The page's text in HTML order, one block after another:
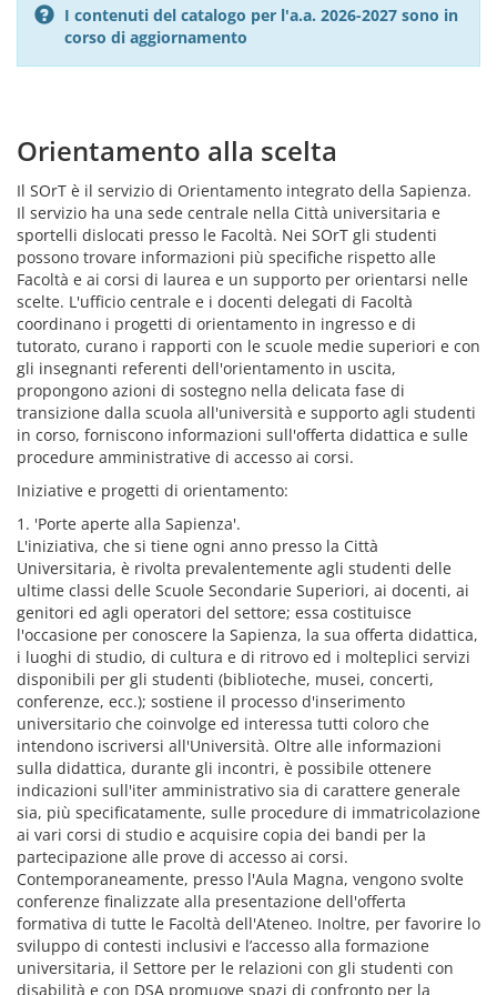
I contenuti del catalogo per l'a.a. 2026-2027 sono in
corso di aggiornamento
Orientamento alla scelta
Il SOrT è il servizio di Orientamento integrato della Sapienza.
Il servizio ha una sede centrale nella Città universitaria e
sportelli dislocati presso le Facoltà. Nei SOrT gli studenti
possono trovare informazioni più specifiche rispetto alle
Facoltà e ai corsi di laurea e un supporto per orientarsi nelle
scelte. L'ufficio centrale e i docenti delegati di Facoltà
coordinano i progetti di orientamento in ingresso e di
tutorato, curano i rapporti con le scuole medie superiori e con
gli insegnanti referenti dell'orientamento in uscita,
propongono azioni di sostegno nella delicata fase di
transizione dalla scuola all'università e supporto agli studenti
in corso, forniscono informazioni sull'offerta didattica e sulle
procedure amministrative di accesso ai corsi.
Iniziative e progetti di orientamento:
1. 'Porte aperte alla Sapienza'.
L'iniziativa, che si tiene ogni anno presso la Città
Universitaria, è rivolta prevalentemente agli studenti delle
ultime classi delle Scuole Secondarie Superiori, ai docenti, ai
genitori ed agli operatori del settore; essa costituisce
l'occasione per conoscere la Sapienza, la sua offerta didattica,
i luoghi di studio, di cultura e di ritrovo ed i molteplici servizi
disponibili per gli studenti (biblioteche, musei, concerti,
conferenze, ecc.); sostiene il processo d'inserimento
universitario che coinvolge ed interessa tutti coloro che
intendono iscriversi all'Università. Oltre alle informazioni
sulla didattica, durante gli incontri, è possibile ottenere
indicazioni sull'iter amministrativo sia di carattere generale
sia, più specificatamente, sulle procedure di immatricolazione
ai vari corsi di studio e acquisire copia dei bandi per la
partecipazione alle prove di accesso ai corsi.
Contemporaneamente, presso l'Aula Magna, vengono svolte
conferenze finalizzate alla presentazione dell'offerta
formativa di tutte le Facoltà dell'Ateneo. Inoltre, per favorire lo
sviluppo di contesti inclusivi e l’accesso alla formazione
universitaria, il Settore per le relazioni con gli studenti con
disabilità e con DSA promuove spazi di confronto per la